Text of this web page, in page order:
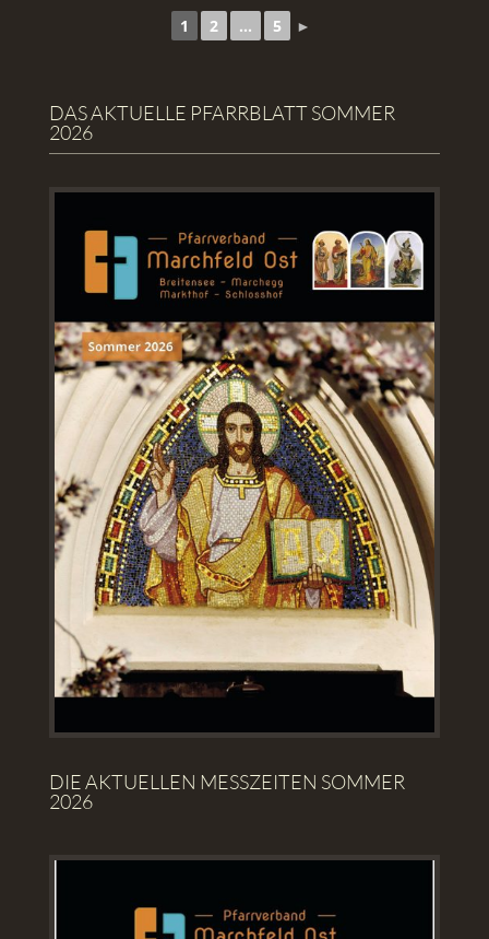
1 2 ... 5 ►
DAS AKTUELLE PFARRBLATT SOMMER
2026
DIE AKTUELLEN MESSZEITEN SOMMER
2026